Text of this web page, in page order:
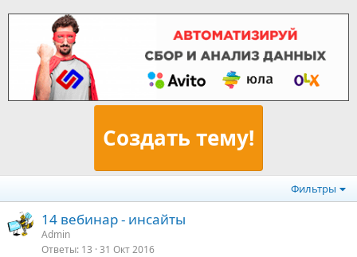
Создать тему!
Фильтры
14 вебинар - инсайты
Admin
Ответы 13 31 Окт 2016